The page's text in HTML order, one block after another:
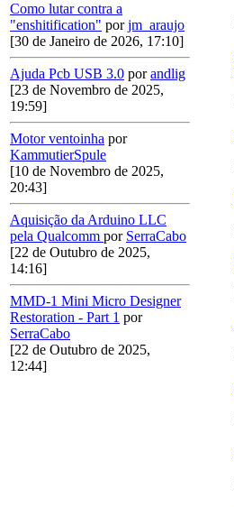
Como lutar contra a
"enshitification" porjm_araujo
[30 de Janeiro de 2026, 17:10]
Ajuda Pcb USB 3.0 porandlig
[23 de Novembro de 2025,
19:59]
Motor ventoinha por
KammutierSpule
[10 de Novembro de 2025,
20:43]
Aquisição da Arduino LLC
pela Qualcomm por SerraCabo
[22 de Outubro de 2025,
14:16]
MMD-1 Mini Micro Designer
Restoration - Part 1 por
SerraCabo
[22 de Outubro de 2025,
12:44]